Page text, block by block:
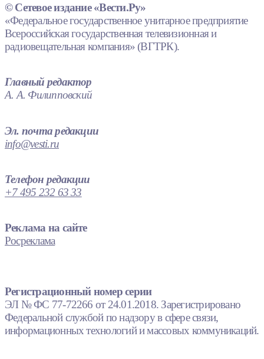
© Сетевое издание «Вести.Ру»
«Федеральное государственное унитарное предприятие
Всероссийская государственная телевизионная и
радиовещательная компания» (ВГТРК).
Главный редактор
А. А. Филипповский
Эл. почта редакции
info@vesti.ru
Телефон редакции
+7 495 232 63 33
Реклама на сайте
Росреклама
Регистрационный номер серии
ЭЛ № ФС 77-72266 от 24.01.2018. Зарегистрировано
Федеральной службой по надзору в сфере связи,
информационных технологий и массовых коммуникаций.